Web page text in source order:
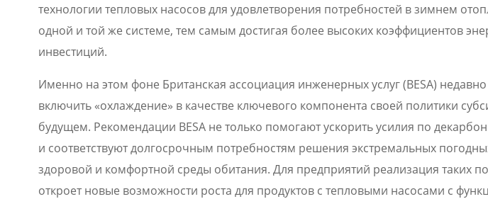
технологии тепловых насосов для удовлетворения потребностей в зимнем
одной и той же системе, тем самым достигая более высоких коэффициентов
инвестиций.
Именно на этом фоне Британская ассоциация инженерных услуг (BESA)
включить «охлаждение» в качестве ключевого компонента своей политики
будущем. Рекомендации BESA не только помогают ускорить усилия по
и соответствуют долгосрочным потребностям решения экстремальных
здоровой и комфортной среды обитания. Для предприятий реализация таких
откроет новые возможности роста для продуктов с тепловыми насосами с